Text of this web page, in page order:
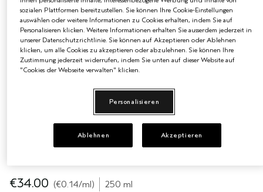
EMPFINDLICHE KOPFHAUT
PURE ABUNDANCE
ALLE KOLLEKTIONEN
€34.00 €0.14/ml 250 ml
sozialen Plattformen bereitzustellen. Sie können Ihre Cookie-Einstellungen
auswählen oder weitere Informationen zu Cookies erhalten, indem Sie auf
Personalisieren klicken. Weitere Informationen erhalten Sie ausserdem jederzeit in
unserer Datenschutzrichtlinie. Sie können auf Akzeptieren oder Ablehnen
klicken, um alle Cookies zu akzeptieren oder abzulehnen. Sie können Ihre
Zustimmung jederzeit widerrufen, indem Sie unten auf dieser Website auf
"Cookies der Webseite verwalten" klicken.
Personalisieren
Ablehnen Akzeptieren